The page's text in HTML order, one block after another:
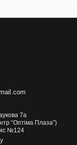
7а
“Оптіма Плаза”)
№124